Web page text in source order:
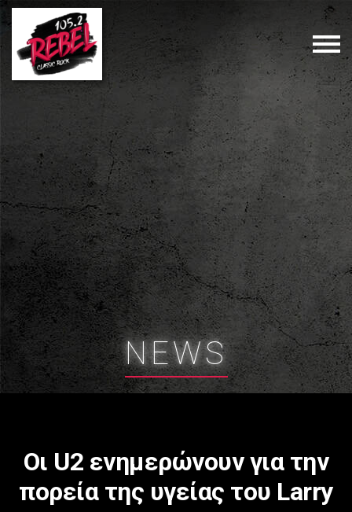
NEWS
Οι U2 ενημερώνουν για την
πορεία της υγείας του Larry